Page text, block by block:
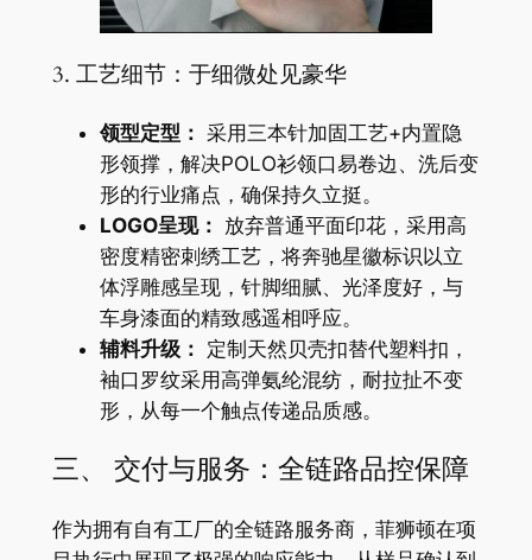
3. 工艺细节：于细微处见豪华
领型定型： 采用三本针加固工艺+内置隐
形领撑，解决POLO衫领口易卷边、洗后变
形的行业痛点，确保持久立挺。
LOGO呈现： 放弃普通平面印花，采用高
密度精密刺绣工艺，将奔驰星徽标识以立
体浮雕感呈现，针脚细腻、光泽度好，与
车身漆面的精致感遥相呼应。
辅料升级： 定制天然贝壳扣替代塑料扣，
袖口罗纹采用高弹氨纶混纺，耐拉扯不变
形，从每一个触点传递品质感。
三、 交付与服务：全链路品控保障
作为拥有自有工厂的全链路服务商，菲狮顿在项